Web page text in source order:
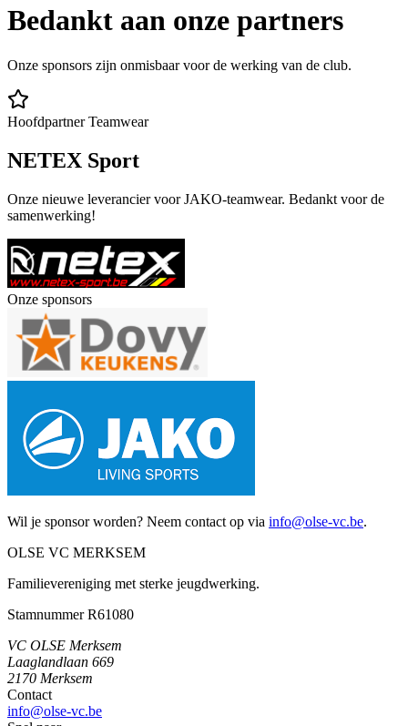
Bedankt aan onze partners
Onze sponsors zijn onmisbaar voor de werking van de club.
Hoofdpartner Teamwear
NETEX Sport
Onze nieuwe leverancier voor JAKO-teamwear. Bedankt voor de
samenwerking!
Onze sponsors
Wil je sponsor worden? Neem contact op via info@olse-vc.be.
OLSE VC MERKSEM
Familievereniging met sterke jeugdwerking.
Stamnummer R61080
VC OLSE Merksem
Laaglandlaan 669
2170 Merksem
Contact
info@olse-vc.be